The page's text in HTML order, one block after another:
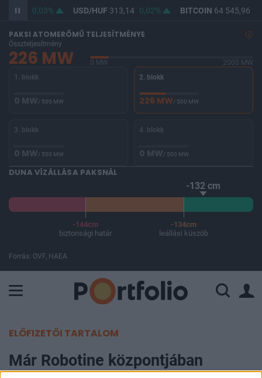
361,85 0,03% USD/HUF313,14 0,02% BITCOIN64 545,96
PAKSI ATOMERŐMŰ TELJESÍTMÉNYE
Összteljesítmény
226 MW 0 MW
2000 MW
1. blokk
0 MW/ 500 MW
2. blokk
226 MW/ 500 MW
3. blokk
0 MW/ 500 MW
4. blokk
0 MW/ 500 MW
DUNA VÍZÁLLÁSA PAKSNÁL
-132 cm
-144cm
biztonsági határ
-134cm
leállási küszöb
Forrás: OVF, HAEA
ELŐFIZETŐI TARTALOM
Már Robotine központjában